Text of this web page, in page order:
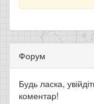
Форум
Будь ласка,
коментар!